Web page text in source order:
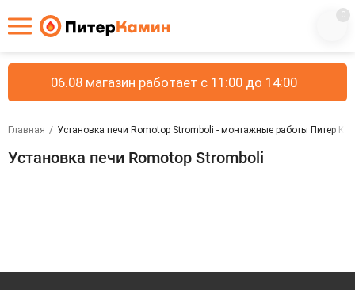
0
06.08 магазин работает с 11:00 до 14:00
Главная / Установка печи Romotop Stromboli - монтажные работы Питер
Установка печи Romotop Stromboli